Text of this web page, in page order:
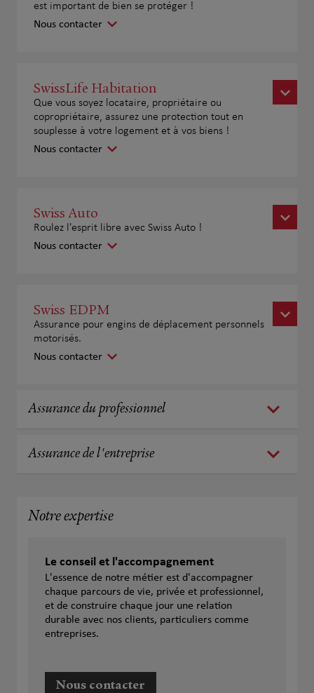
est important de bien se protéger !
Nous contacter
SwissLife Habitation
Que vous soyez locataire, propriétaire ou
copropriétaire, assurez une protection tout en
souplesse à votre logement et à vos biens !
Nous contacter
Swiss Auto
Roulez l'esprit libre avec Swiss Auto !
Nous contacter
Swiss EDPM
Assurance pour engins de déplacement personnels
motorisés.
Nous contacter
Assurance du professionnel
Assurance de l'entreprise
Notre expertise
Le conseil et l'accompagnement
L'essence de notre métier est d'accompagner
chaque parcours de vie, privée et professionnel,
et de construire chaque jour une relation
durable avec nos clients, particuliers comme
entreprises.
Nous contacter